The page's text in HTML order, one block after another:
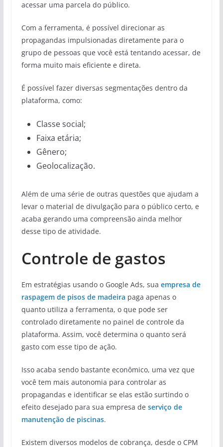
acessar uma parcela do público.
Com a ferramenta, é possível direcionar as
propagandas impulsionadas diretamente para o
grupo de pessoas que você está tentando acessar, de
forma muito mais eficiente e direta.
É possível fazer diversas segmentações dentro da
plataforma, como:
Classe social;
Faixa etária;
Gênero;
Geolocalização.
Além de uma série de outras questões que ajudam a
levar o material de divulgação para o público certo, e
acaba gerando uma compreensão ainda melhor
desse tipo de atividade.
Controle de gastos
Em estratégias usando o Google Ads, sua empresa de
raspagem de pisos de madeira paga apenas o
quanto utiliza a ferramenta, o que pode ser
controlado diretamente no painel de controle da
plataforma. Assim, você determina o quanto será
gasto com esse tipo de ação.
Isso acaba sendo bastante econômico, uma vez que
você tem mais autonomia para controlar as
propagandas e identificar se elas estão surtindo o
efeito desejado para sua empresa de serviço de
manutenção de piscinas.
Existem diversos modelos de cobrança, desde o CPM